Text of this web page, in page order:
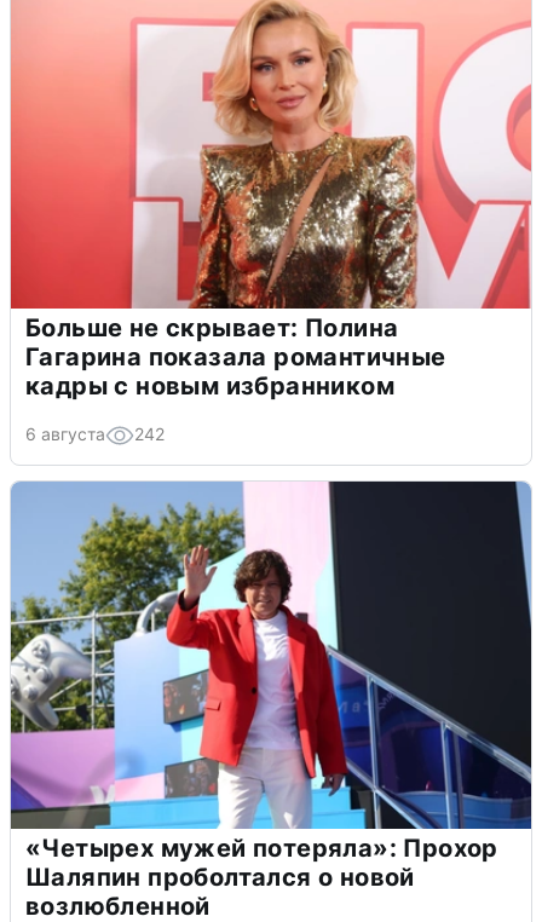
Больше не скрывает: Полина
Гагарина показала романтичные
кадры с новым избранником
6 августа 242
«Четырех мужей потеряла»: Прохор
Шаляпин проболтался о новой
возлюбленной